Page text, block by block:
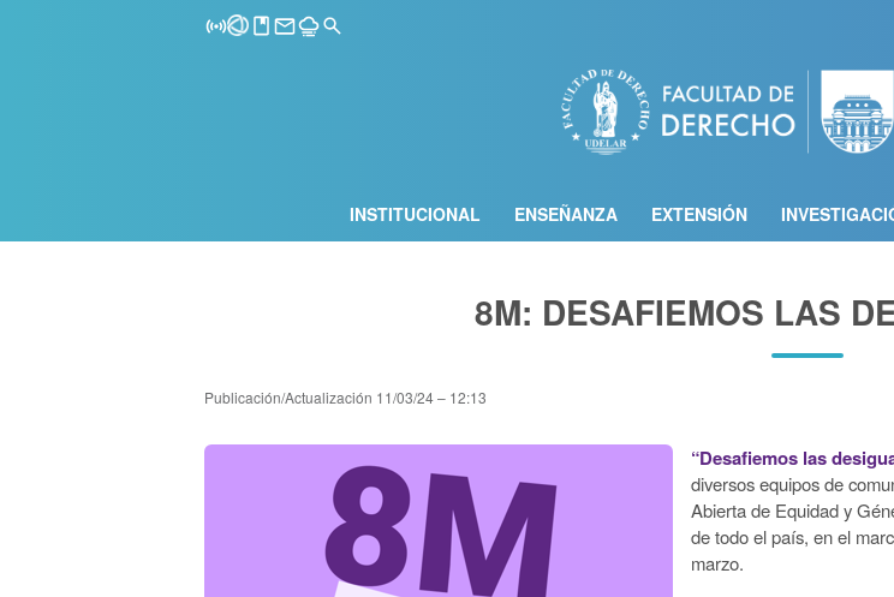
contenido
principal
INSTITUCIONAL ENSEÑANZA EXTENSIÓN
8M: DESAFIEMOS LAS
Publicación/Actualización 11/03/24 – 12:13
“Desafiemos las
diversos equipos de
Abierta de Equidad y
de todo el país, en el
marzo.